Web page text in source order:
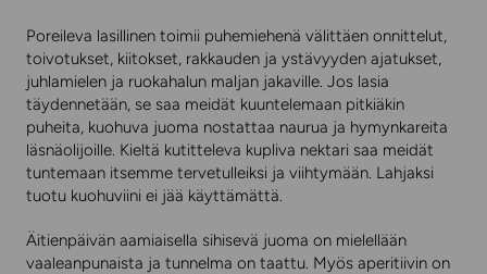
Poreileva lasillinen toimii puhemiehenä välittäen onnittelut,
toivotukset, kiitokset, rakkauden ja ystävyyden ajatukset,
juhlamielen ja ruokahalun maljan jakaville. Jos lasia
täydennetään, se saa meidät kuuntelemaan pitkiäkin
puheita, kuohuva juoma nostattaa naurua ja hymynkareita
läsnäolijoille. Kieltä kutitteleva kupliva nektari saa meidät
tuntemaan itsemme tervetulleiksi ja viihtymään. Lahjaksi
tuotu kuohuviini ei jää käyttämättä.
Äitienpäivän aamiaisella sihisevä juoma on mielellään
vaaleanpunaista ja tunnelma on taattu. Myös aperitiivin on